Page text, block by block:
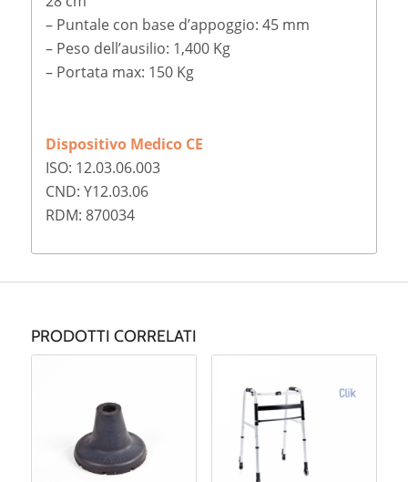
– Puntale con base d’appoggio: 45 mm
– Peso dell’ausilio: 1,400 Kg
– Portata max: 150 Kg
Dispositivo Medico CE
ISO: 12.03.06.003
CND: Y12.03.06
RDM: 870034
PRODOTTI CORRELATI